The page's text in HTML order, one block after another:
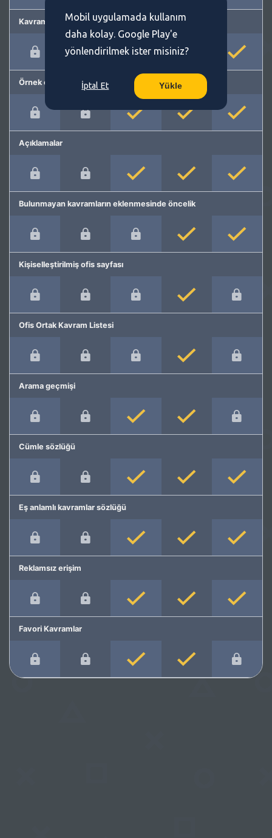
Kavram önerme
Örnek cümleler
Açıklamalar
Bulunmayan kavramların eklenmesinde öncelik
Kişiselleştirilmiş ofis sayfası
Ofis Ortak Kavram Listesi
Arama geçmişi
Cümle sözlüğü
Eş anlamlı kavramlar sözlüğü
Reklamsız erişim
Favori Kavramlar
Mobil uygulamada kullanım
daha kolay. Google Play'e
yönlendirilmek ister misiniz?
İptal Et Yükle